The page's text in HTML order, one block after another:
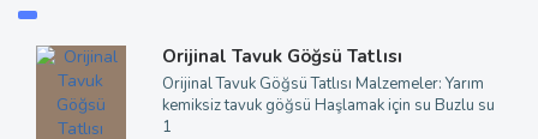
Orijinal Tavuk Göğsü Tatlısı
Orijinal Tavuk Göğsü Tatlısı Malzemeler: Yarım
kemiksiz tavuk göğsü Haşlamak için su Buzlu su
1